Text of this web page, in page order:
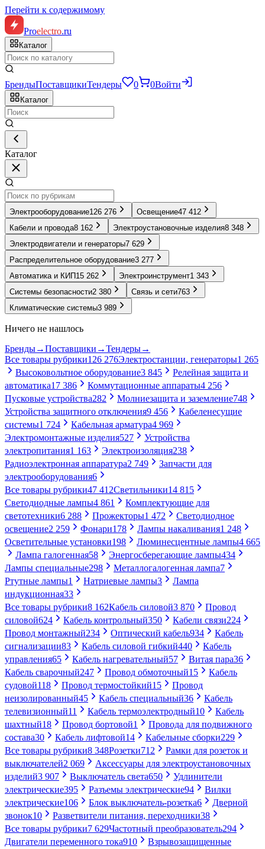
Перейти к содержимому
Proelectro.ru
Каталог
БрендыПоставщикиТендеры 0 0Войти
Каталог
Каталог
Электрооборудование126 276 Освещение47 412
Кабели и провода8 162 Электроустановочные изделия8 348
Электродвигатели и генераторы7 629
Распределительное оборудование3 277
Автоматика и КИП 15 262 Электроинструмент1 343
Системы безопасности2 380 Связь и сети763
Климатические системы3 989
Ничего не нашлось
Бренды→Поставщики →Тендеры→
Все товары рубрики126 276Электростанции, генераторы1 265
Высоковольтное оборудование3 845
Релейная защита и
автоматика17 386 Коммутационные аппараты4 256
Пусковые устройства282 Молниезащита и заземление748
Устройства защитного отключения9 456
Кабеленесущие
системы1 724 Кабельная арматура4 969
Электромонтажные изделия527
Устройства
электропитания1 163 Электроизоляция238
Радиоэлектронная аппаратура2 749
Запчасти для
электрооборудования6
Все товары рубрики47 412Светильники14 815
Светодиодные лампы4 861
Комплектующие для
светотехники6 288 Прожекторы1 472
Светодиодное
освещение2 259 Фонари178 Лампы накаливания1 248
Осветительные установки198 Люминесцентные лампы4 665
Лампа галогенная58 Энергосберегающие лампы434
Лампы специальные298 Металлогалогенная лампа7
Ртутные лампы1 Натриевые лампы3
Лампа
индукционная33
Все товары рубрики8 162Кабель силовой3 870
Провод
силовой624 Кабель контрольный350 Кабели связи224
Провод монтажный234 Оптический кабель934
Кабель
сигнализации83 Кабель силовой гибкий440
Кабель
управления65 Кабель нагревательный57 Витая пара36
Кабель сварочный247 Провод обмоточный15
Кабель
судовой118 Провод термостойкий15
Провод
неизолированный45 Кабель специальный36
Кабель
телевизионный11 Кабель термоэлектродный10
Кабель
шахтный18 Провод бортовой1
Провода для подвижного
состава30 Кабель лифтовой14 Кабельные сборки229
Все товары рубрики8 348Розетки712
Рамки для розеток и
выключателей2 069
Аксессуары для электроустановочных
изделий3 907 Выключатель света650
Удлинители
электрические395 Разъемы электрические94
Вилки
электрические106 Блок выключатель-розетка6
Дверной
звонок10 Разветвители питания, переходники38
Все товары рубрики7 629Частотный преобразователь294
Двигатели переменного тока910
Взрывозащищенные